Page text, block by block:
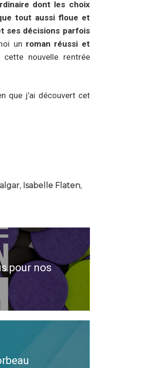
dont les choix
tout aussi floue et
ses décisions parfois
un roman réussi et
nouvelle rentrée
que j’ai découvert cet
, Isabelle Flaten,
pour nos